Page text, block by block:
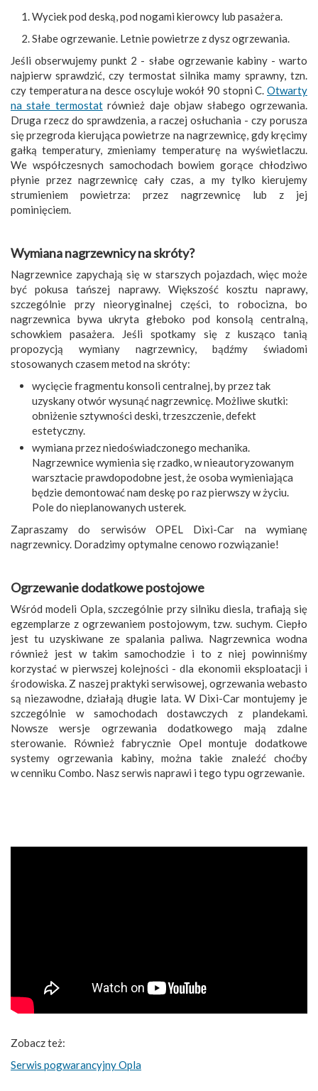
Wyciek pod deską, pod nogami kierowcy lub pasażera.
Słabe ogrzewanie. Letnie powietrze z dysz ogrzewania.
Jeśli obserwujemy punkt 2 - słabe ogrzewanie kabiny - warto
najpierw sprawdzić, czy termostat silnika mamy sprawny, tzn.
czy temperatura na desce oscyluje wokół 90 stopni C. Otwarty
na stałe termostatrównież daje objaw słabego ogrzewania.
Druga rzecz do sprawdzenia, a raczej osłuchania - czy porusza
się przegroda kierująca powietrze na nagrzewnicę, gdy kręcimy
gałką temperatury, zmieniamy temperaturę na wyświetlaczu.
We współczesnych samochodach bowiem gorące chłodziwo
płynie przez nagrzewnicę cały czas, a my tylko kierujemy
strumieniem powietrza: przez nagrzewnicę lub z jej
pominięciem.
Wymiana nagrzewnicy na skróty?
Nagrzewnice zapychają się w starszych pojazdach, więc może
być pokusa tańszej naprawy. Większość kosztu naprawy,
szczególnie przy nieoryginalnej części, to robocizna, bo
nagrzewnica bywa ukryta głeboko pod konsolą centralną,
schowkiem pasażera. Jeśli spotkamy się z kusząco tanią
propozycją wymiany nagrzewnicy, bądźmy świadomi
stosowanych czasem metod na skróty:
wycięcie fragmentu konsoli centralnej, by przez tak
uzyskany otwór wysunąć nagrzewnicę. Możliwe skutki:
obniżenie sztywności deski, trzeszczenie, defekt
estetyczny.
wymiana przez niedoświadczonego mechanika.
Nagrzewnice wymienia się rzadko, w nieautoryzowanym
warsztacie prawdopodobne jest, że osoba wymieniająca
będzie demontować nam deskę po raz pierwszy w życiu.
Pole do nieplanowanych usterek.
Zapraszamy do serwisów OPEL Dixi-Car na wymianę
nagrzewnicy. Doradzimy optymalne cenowo rozwiązanie!
Ogrzewanie dodatkowe postojowe
Wśród modeli Opla, szczególnie przy silniku diesla, trafiają się
egzemplarze z ogrzewaniem postojowym, tzw. suchym. Ciepło
jest tu uzyskiwane ze spalania paliwa. Nagrzewnica wodna
również jest w takim samochodzie i to z niej powinniśmy
korzystać w pierwszej kolejności - dla ekonomii eksploatacji i
środowiska. Z naszej praktyki serwisowej, ogrzewania webasto
są niezawodne, działają długie lata. W Dixi-Car montujemy je
szczególnie w samochodach dostawczych z plandekami.
Nowsze wersje ogrzewania dodatkowego mają zdalne
sterowanie. Również fabrycznie Opel montuje dodatkowe
systemy ogrzewania kabiny, można takie znaleźć choćby
w cenniku Combo. Nasz serwis naprawi i tego typu ogrzewanie.
Zobacz też:
Serwis pogwarancyjny Opla